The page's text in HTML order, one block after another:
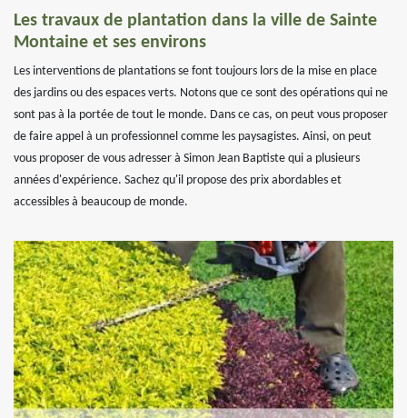
Les travaux de plantation dans la ville de Sainte
Montaine et ses environs
Les interventions de plantations se font toujours lors de la mise en place
des jardins ou des espaces verts. Notons que ce sont des opérations qui ne
sont pas à la portée de tout le monde. Dans ce cas, on peut vous proposer
de faire appel à un professionnel comme les paysagistes. Ainsi, on peut
vous proposer de vous adresser à Simon Jean Baptiste qui a plusieurs
années d'expérience. Sachez qu'il propose des prix abordables et
accessibles à beaucoup de monde.